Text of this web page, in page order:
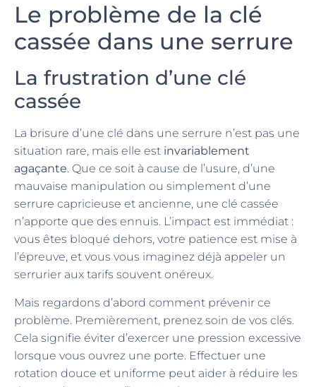
Le problème de la clé
cassée dans une serrure
La frustration d’une clé
cassée
La brisure d’une clé dans une serrure n’est pas une
situation rare, mais elle est invariablement
agaçante. Que ce soit à cause de l’usure, d’une
mauvaise manipulation ou simplement d’une
serrure capricieuse et ancienne, une clé cassée
n’apporte que des ennuis. L’impact est immédiat :
vous êtes bloqué dehors, votre patience est mise à
l’épreuve, et vous vous imaginez déjà appeler un
serrurier aux tarifs souvent onéreux.
Mais regardons d’abord comment prévenir ce
problème. Premièrement, prenez soin de vos clés.
Cela signifie éviter d’exercer une pression excessive
lorsque vous ouvrez une porte. Effectuer une
rotation douce et uniforme peut aider à réduire les